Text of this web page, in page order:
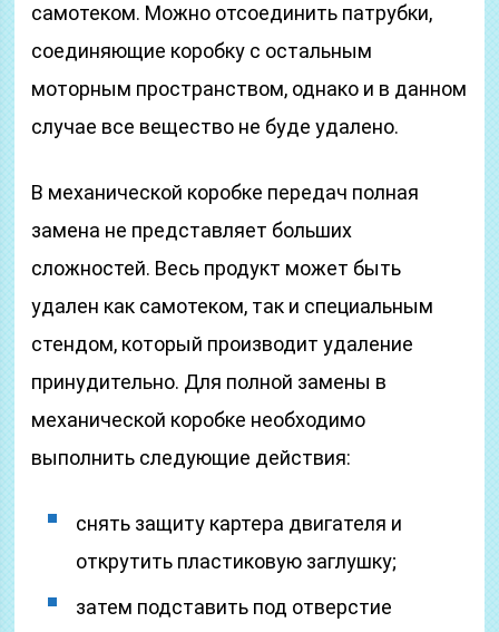
самотеком. Можно отсоединить патрубки,
соединяющие коробку с остальным
моторным пространством, однако и в данном
случае все вещество не буде удалено.
В механической коробке передач полная
замена не представляет больших
сложностей. Весь продукт может быть
удален как самотеком, так и специальным
стендом, который производит удаление
принудительно. Для полной замены в
механической коробке необходимо
выполнить следующие действия:
снять защиту картера двигателя и
открутить пластиковую заглушку;
затем подставить под отверстие